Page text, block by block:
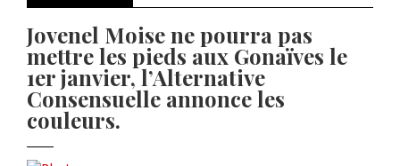
Jovenel Moise ne pourra pas
mettre les pieds aux Gonaïves le
1er janvier, l’Alternative
Consensuelle annonce les
couleurs.
Pagination